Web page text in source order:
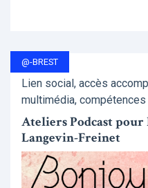
@-BREST
Lien social, accès
multimédia,
Ateliers Podcast pour
Langevin-Freinet